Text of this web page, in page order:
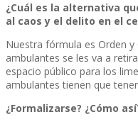
¿Cuál es la alternativa
al caos y el delito en el
Nuestra fórmula es Orden
ambulantes se les va a
espacio público para los
ambulantes tienen que
¿Formalizarse? ¿Cómo